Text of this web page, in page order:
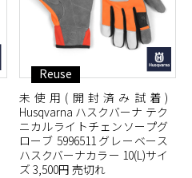
Reuse
未使用(開封済み試着)
Husqvarna ハスクバーナ テク
ニカルライトチェンソープグ
ローブ 5996511 グレーベース
ハスクバーナカラー 10(L)サイ
ズ 3,500円 売切れ